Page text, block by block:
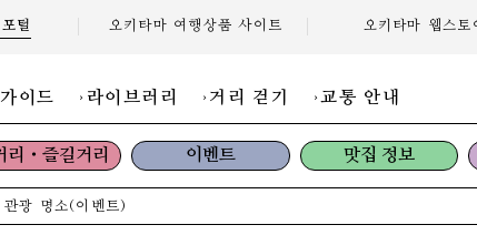
포털 오키타마 여행상품 사이트 오키타마 웹스토
이드 라이브러리 거리 걷기 교통 안내
리・즐길거리 이벤트 맛집 정보
관광 명소(이벤트)